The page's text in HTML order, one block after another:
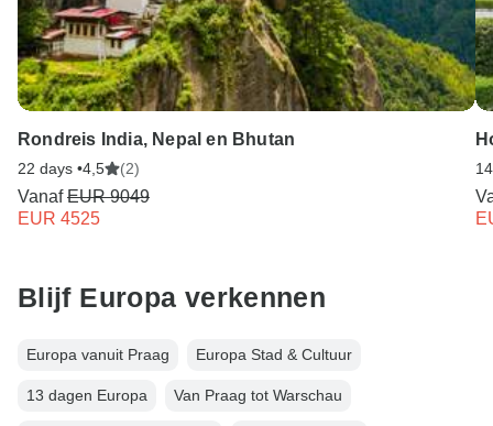
Rondreis India, Nepal en Bhutan
22 days •4,5 (2)
VanafEUR 9049
EUR 4525
Blijf Europa verkennen
Europa vanuit Praag Europa Stad & Cultuur
13 dagen Europa Van Praag tot Warschau